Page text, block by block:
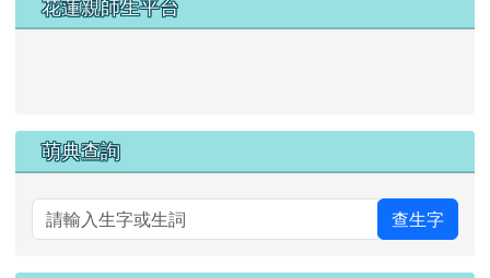
花蓮親師生平台
萌典查詢
查生字